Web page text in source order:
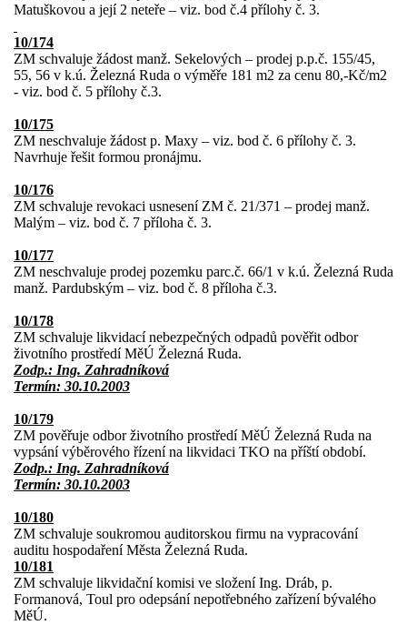
Matuškovou a její 2 neteře – viz. bod č.4 přílohy č. 3.
10/174
ZM schvaluje žádost manž. Sekelových – prodej p.p.č. 155/45,
55, 56 v k.ú. Železná Ruda o výměře 181 m2 za cenu 80,-Kč/m2
- viz. bod č. 5 přílohy č.3.
10/175
ZM neschvaluje žádost p. Maxy – viz. bod č. 6 přílohy č. 3.
Navrhuje řešit formou pronájmu.
10/176
ZM schvaluje revokaci usnesení ZM č. 21/371 – prodej manž.
Malým – viz. bod č. 7 příloha č. 3.
10/177
ZM neschvaluje prodej pozemku parc.č. 66/1 v k.ú. Železná Ruda
manž. Pardubským – viz. bod č. 8 příloha č.3.
10/178
ZM schvaluje likvidací nebezpečných odpadů pověřit odbor
životního prostředí MěÚ Železná Ruda.
Zodp.: Ing. Zahradníková
Termín: 30.10.2003
10/179
ZM pověřuje odbor životního prostředí MěÚ Železná Ruda na
vypsání výběrového řízení na likvidaci TKO na příští období.
Zodp.: Ing. Zahradníková
Termín: 30.10.2003
10/180
ZM schvaluje soukromou auditorskou firmu na vypracování
auditu hospodaření Města Železná Ruda.
10/181
ZM schvaluje likvidační komisi ve složení Ing. Dráb, p.
Formanová, Toul pro odepsání nepotřebného zařízení bývalého
MěÚ.